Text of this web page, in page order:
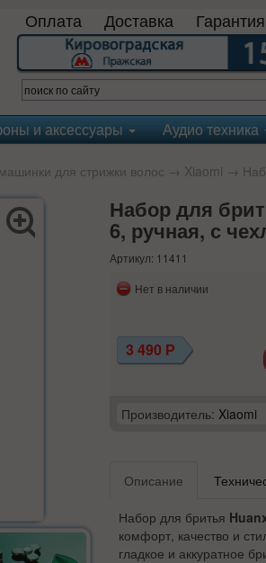
Оплата Доставка Гарантия
и аксессуары Аудио техника
для стрижки волос → Xiaomi →
Набор для
6, ручная, с
Артикул: 11411
Нет в наличии
3 490 Р
Производитель: Xiaomi
Описание
Набор для бритья
комфорт, качество и
гладкое и аккуратное